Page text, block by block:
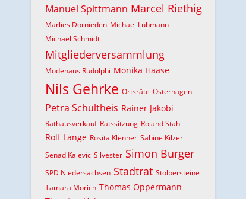
Manuel Spittmann Marcel Riethig
Marlies Dornieden Michael Lühmann
Michael Schmidt
Mitgliederversammlung
Modehaus Rudolphi Monika Haase
Nils Gehrke Ortsräte Osterhagen
Petra Schultheis Rainer Jakobi
Rathausverkauf Ratssitzung Roland Stahl
Rolf Lange Rosita Klenner Sabine Kilzer
Senad Kajevic Silvester Simon Burger
SPD Niedersachsen Stadtrat Stolpersteine
Tamara Morich Thomas Oppermann